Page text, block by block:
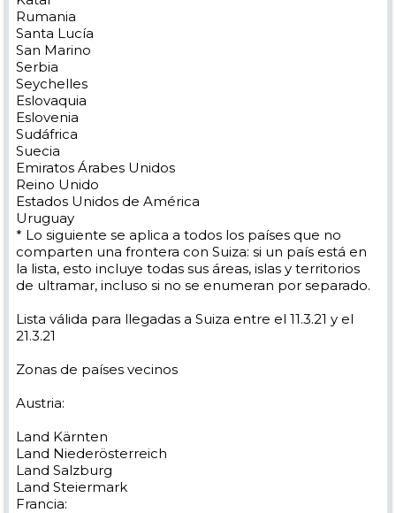
Rumania
Santa Lucía
San Marino
Serbia
Seychelles
Eslovaquia
Eslovenia
Sudáfrica
Suecia
Emiratos Árabes Unidos
Reino Unido
Estados Unidos de América
Uruguay
* Lo siguiente se aplica a todos los países que no
comparten una frontera con Suiza: si un país está en
la lista, esto incluye todas sus áreas, islas y territorios
de ultramar, incluso si no se enumeran por separado.
Lista válida para llegadas a Suiza entre el 11.3.21 y el
21.3.21
Zonas de países vecinos
Austria:
Land Kärnten
Land Niederösterreich
Land Salzburg
Land Steiermark
Francia: